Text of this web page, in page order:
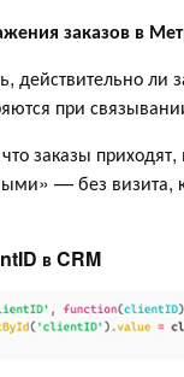
заказов в
действительно ли
при
заказы
— без визита,
в CRM